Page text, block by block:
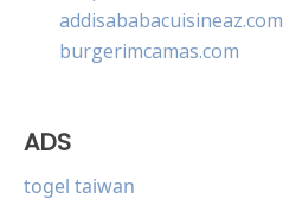
addisababacuisineaz.com
burgerimcamas.com
ADS
togel taiwan